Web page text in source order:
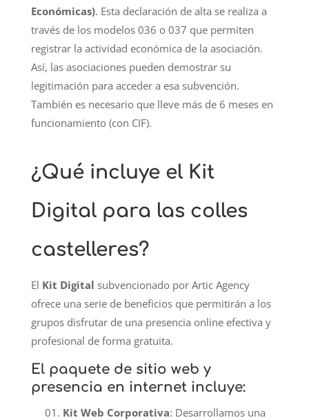
Económicas). Esta declaración de alta se realiza a
través de los modelos 036 o 037 que permiten
registrar la actividad económica de la asociación.
Así, las asociaciones pueden demostrar su
legitimación para acceder a esa subvención.
También es necesario que lleve más de 6 meses en
funcionamiento (con CIF).
¿Qué incluye el Kit
Digital para las colles
castelleres?
El Kit Digital subvencionado por Artic Agency
ofrece una serie de beneficios que permitirán a los
grupos disfrutar de una presencia online efectiva y
profesional de forma gratuita.
El paquete de sitio web y
presencia en internetincluye:
Kit Web Corporativa: Desarrollamos una